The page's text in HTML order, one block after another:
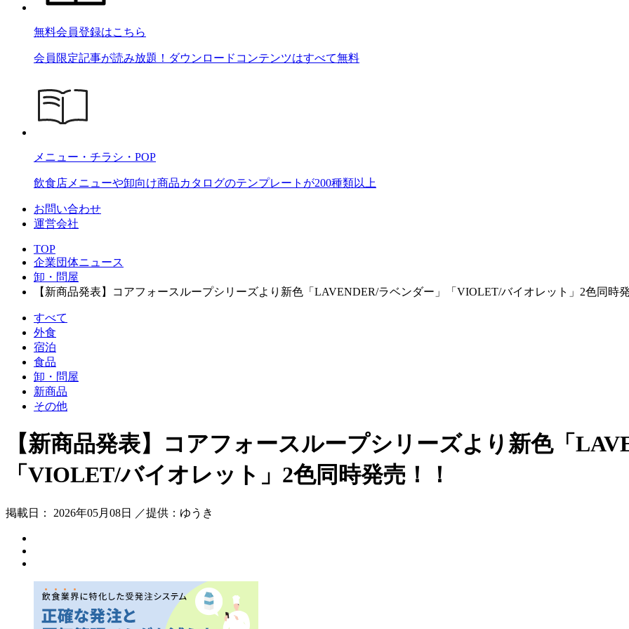
無料会員登録はこちら
会員限定記事が読み放題！ダウンロードコンテンツはすべて無料
メニュー・チラシ・POP
飲食店メニューや卸向け商品カタログのテンプレートが200種類以上
お問い合わせ
運営会社
TOP
企業団体ニュース
卸・問屋
【新商品発表】コアフォースループシリーズより新色「LAVENDER/ラベンダー」「VIOLET/バイオレット」2色同時
すべて
外食
宿泊
食品
卸・問屋
新商品
その他
【新商品発表】コアフォースループシリーズより新色「
「VIOLET/バイオレット」2色同時発売！！
掲載日： 2026年05月08日 ／提供：ゆうき